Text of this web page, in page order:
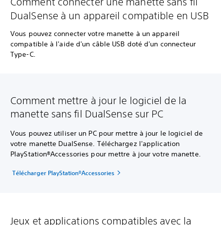
DualSense à un appareil compatible en USB
Vous pouvez connecter votre manette à un appareil
compatible à l'aide d'un câble USB doté d'un connecteur
Type-C.
Comment mettre à jour le logiciel de la
manette sans fil DualSense sur PC
Vous pouvez utiliser un PC pour mettre à jour le logiciel de
votre manette DualSense. Téléchargez l'application
PlayStation®Accessories pour mettre à jour votre manette.
Télécharger PlayStation®Accessories
Jeux et applications compatibles avec la